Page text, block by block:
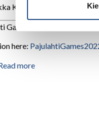
Koistinen, 040 59 44 381
Games 20.-23.1.2022
here:
more